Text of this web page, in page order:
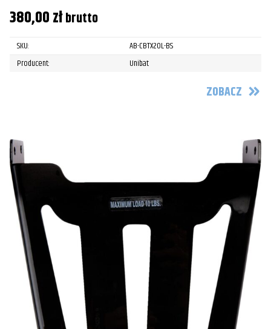
380,00złbrutto
SKU:
AB-CBTX20L-BS
Producent:
Unibat
ZOBACZ